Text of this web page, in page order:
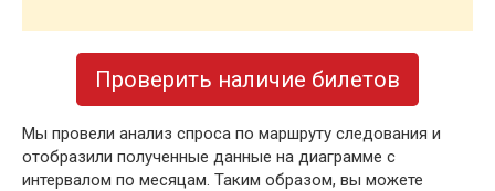
Проверить наличие билетов
Мы провели анализ спроса по маршруту следования и
отобразили полученные данные на диаграмме с
интервалом по месяцам. Таким образом, вы можете